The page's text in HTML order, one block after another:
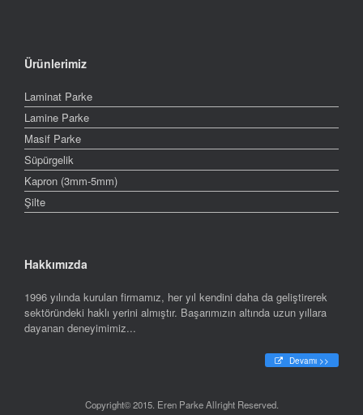
Ürünlerimiz
Laminat Parke
Lamine Parke
Masif Parke
Süpürgelik
Kapron (3mm-5mm)
Şilte
Hakkımızda
1996 yılında kurulan firmamız, her yıl kendini daha da geliştirerek
sektöründeki haklı yerini almıştır. Başarımızın altında uzun yıllara
dayanan deneyimimiz...
Devamı >>
Copyright© 2015. Eren Parke Allright Reserved.